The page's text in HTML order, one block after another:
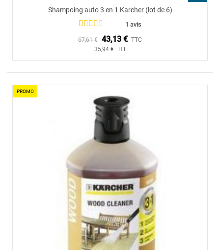
Shampoing auto 3 en 1 Karcher (lot de 6)
1 avis
67,61 € 43,13 € TTC
35,94 € HT
PROMO